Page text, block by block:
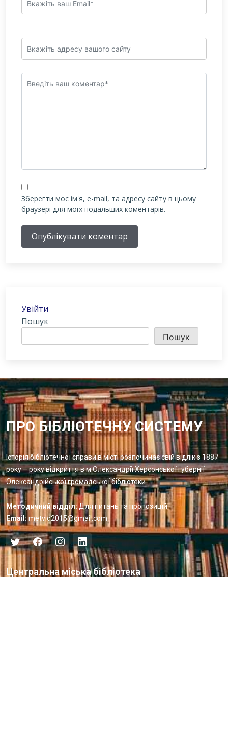
Зберегти моє ім'я, e-mail, та адресу сайту в цьому
браузері для моїх подальших коментарів.
Опублікувати коментар
Увійти
Пошук
Пошук
ПРО БІБЛІОТЕЧНУ СИСТЕМУ
Історія бібліотечної справи в місті розпочинає свій відлік з 1887
року – року відкриття в м.Олександрії Херсонської губернії
Олександрійської громадської бібліотеки
Методичний відділ: Для питань та пропозицій
Email: metvid2015@gmail.com
Центральна міська бібліотека